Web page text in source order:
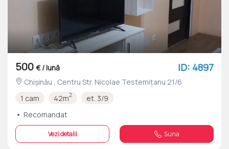
500 € / lună ID: 4897
Chișinău , Centru Str. Nicolae Testemițanu 21/6
1 cam
42m2
et. 3/9
Recomandat
Vezi detalii Suna